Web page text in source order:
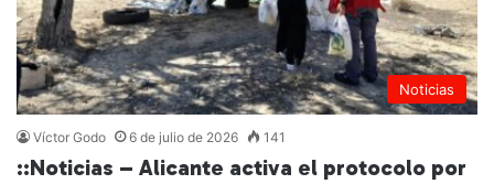
Noticias
Víctor Godo 6 de julio de 2026 141
::Noticias – Alicante activa el protocolo por